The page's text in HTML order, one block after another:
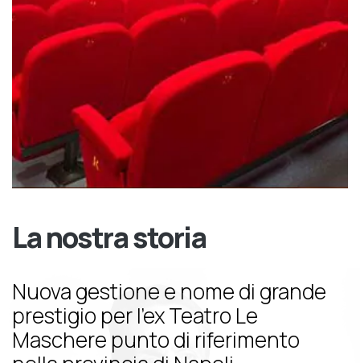
La nostra storia
Nuova gestione e nome di grande
prestigio per l’ex Teatro Le
Maschere punto di riferimento